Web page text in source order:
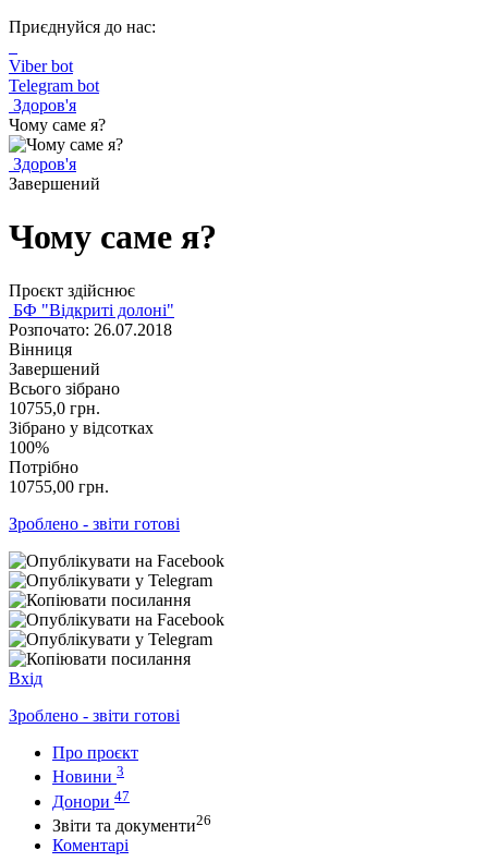
Приєднуйся до нас:
Viber bot
Telegram bot
Здоров'я
Чому саме я?
Здоров'я
Завершений
Чому саме я?
Проєкт здійснює
БФ "Відкриті долоні"
Розпочато: 26.07.2018
Вінниця
Завершений
Всього зібрано
10755,0 грн.
Зібрано у відсотках
100%
Потрібно
10755,00 грн.
Зроблено - звіти готові
Вхід
Зроблено - звіти готові
Про проєкт
Новини 3
Донори 47
Звіти та документи26
Коментарі